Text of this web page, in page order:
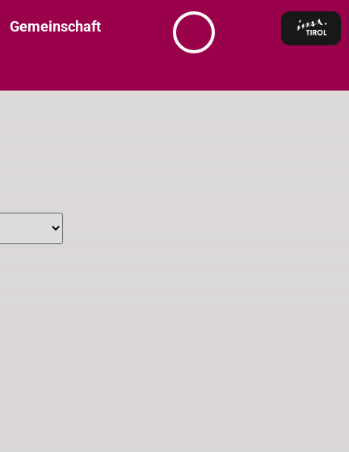
Gemeinschaft